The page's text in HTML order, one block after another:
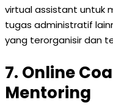
virtual assistant untuk
tugas administratif
yang terorganisir dan
7. Online
Mentoring